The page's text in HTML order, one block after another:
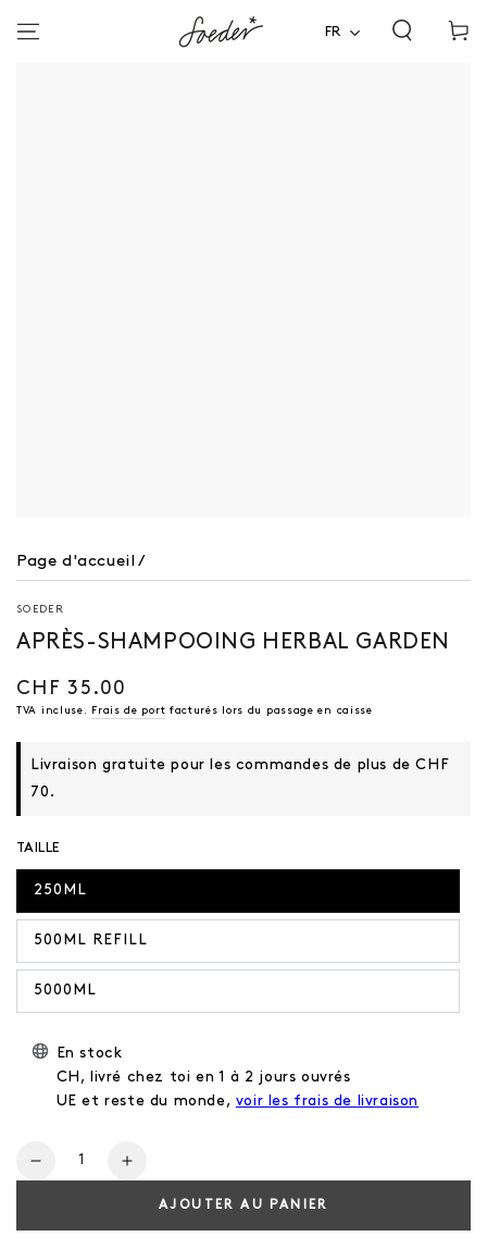
CONTENU
FR
Page d'accueil /
SOEDER
APRÈS-SHAMPOOING HERBAL GARDEN
Prix
régulier
CHF 35.00
TVA incluse. Frais de port facturés lors du passage en caisse
Livraison gratuite pour les commandes de plus de CHF
70.
TAILLE
250ML
500ML REFILL
5000ML
En stock
CH, livré chez toi en 1 à 2 jours ouvrés
UE et reste du monde, voir les frais de livraison
Nombre
Réduire
Augmentez
quantité
AJOUTER AU PANIER